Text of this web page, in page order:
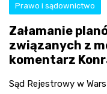
Prawo i sądownictwo
Załamanie
związanych z
komentarz
Sąd Rejestrowy w